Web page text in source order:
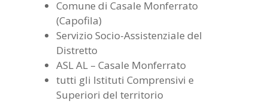
Comune di Casale Monferrato
(Capofila)
Servizio Socio-Assistenziale del
Distretto
ASL AL – Casale Monferrato
tutti gli Istituti Comprensivi e
Superiori del territorio